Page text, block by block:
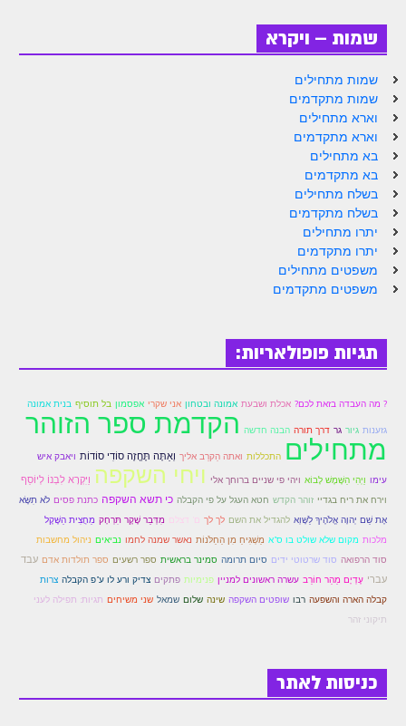
לאתר ספר הרב
לדף היומי בתע"ס
הזמן סט זוהר
ספרים להורדה
מנוע חיפוש בכתבי בעל הסולם
שמות – ויקרא
שמות מתחילים
שמות מתקדמים
וארא מתחילים
וארא מתקדמים
בא מתחילים
בא מתקדמים
בשלח מתחילים
בשלח מתקדמים
יתרו מתחילים
יתרו מתקדמים
משפטים מתחילים
משפטים מתקדמים
תגיות פופולאריות:
? מה העבדה בזאת לכם? אכלת ושבעת אמונה ובטחון אני שקרי אפסמון בל תוסיף בנית אמונה
גזענות גיור גר דרך תורה הבנה חדשה הקדמת ספר הזוהר
מתחילים התכללות ואתה הַקרֵב אליך וְאַתָּה תֶּחֱזֶה סוֹדִי סוֹדוֹת ויאבק איש
עימו וַיְהִי הַשֶּׁמֶשׁ לָבוֹא ויהי פי שניים ברוחך אלי ויחי השקפה וַיִּקְרָא לִבְנוֹ לְיוֹסֵף
וירח את ריח בגדיי זוהר הקדש חטא העגל על פי הקבלה כי תשא השקפה כתנת פסים לֹא תִשָּׂא
אֶת שֵׁם יְהוָה אֱלֹהֶיךָ לַשָּׁוְא להגדיל את השם לך לך ם' דצלם מִדְּבַר שֶׁקֶר תִּרְחָק מַחֲצִית הַשֶּׁקֶל
מלכות מקום שלא שולט בו ס"א מַשְׁגִּיחַ מִן הַחַלֹּנוֹת נאשר שמנה לחמו נביאים ניהול מחשבות
סוד הרפואה סוד שרטוטי ידים סיום תרומה סמינר בראשית ספר רשעים ספר תולדות אדם עבד
עברי עֶדְיָם מֵהַר חוֹרֵב עשרה ראשונים למניין פנימיות פתקים צדיק ורע לו ע"פ הקבלה צרות
קבלה הארה והשפעה רבו שופטים השקפה שינה שלום שמאל שני משיחים תגיות: תפילה לעני
תיקוני זהר
כניסות לאתר